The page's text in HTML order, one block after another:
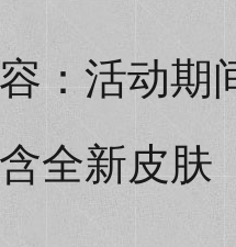
：活动期
全新皮肤